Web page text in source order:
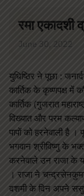
रमा
June 30, 2022
युधिष्ठिर ने पूछा :
कार्तिक के कृष्णपक्ष में
कार्तिक (गुजरात
विख्यात और परम
पापों को हरनेवाली है
भगवान श्रीविष्णु के
करनेवाले उन राजा के
। राजा ने
दशमी के दिन अपने